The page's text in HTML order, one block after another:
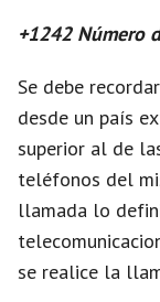
+1242 Número
Se debe
desde un país
superior al de
teléfonos del
llamada lo
se realice la